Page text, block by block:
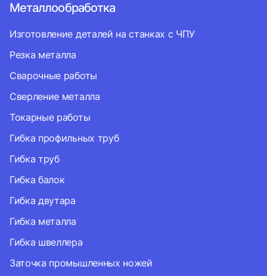
Металлообработка
Изготовление деталей на станках с ЧПУ
Резка металла
Сварочные работы
Сверление металла
Токарные работы
Гибка профильных труб
Гибка труб
Гибка балок
Гибка двутара
Гибка металла
Гибка швеллера
Заточка промышленных ножей